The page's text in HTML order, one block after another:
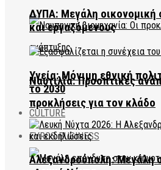
Ναυτιλία: Προοπτικές
προκλήσεις για τον κλάδο
EVROS BUSINESS
ΔΥΠΑ: Μεγάλη οικονομική
και εργαζόμενους
Υγεία: Μόνιμη εθνική
το 2030
CULTURE
Αλεξανδρούπολη: Μεγάλη